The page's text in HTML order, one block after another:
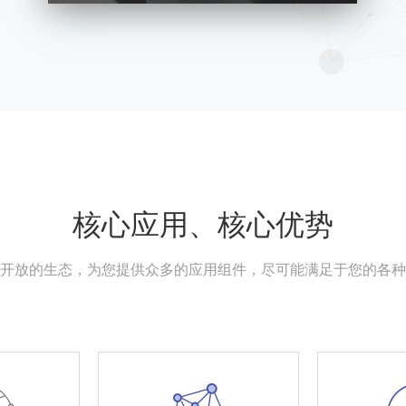
核心应用、核心优势
放的生态，为您提供众多的应用组件，尽可能满足于您的各